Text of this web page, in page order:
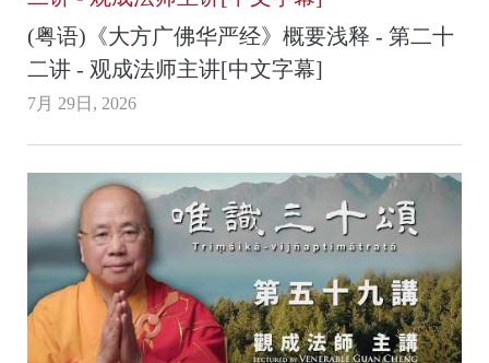
(粤语)《大方广佛华严经》概要浅释 - 第二十
二讲 - 观成法师主讲[中文字幕]
7月 29日, 2026